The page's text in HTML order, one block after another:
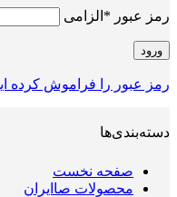
رمز عبور * الزامی
ورود
رمز عبور را فراموش کرده
دسته‌بندی‌ها
صفحه نخست
محصولات صاایران